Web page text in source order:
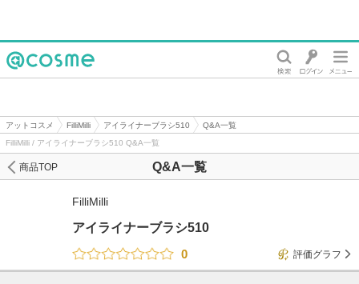
アットコスメ FilliMilli アイライナーブラシ510
Q&A一覧
FilliMilli / アイライナーブラシ510 Q&A一覧
Q&A一覧
商品TOP
FilliMilli
アイライナーブラシ510
0
評価グラフ